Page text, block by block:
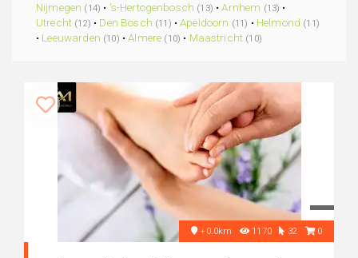
Nijmegen (14) • 's-Hertogenbosch (13) •Arnhem (13) •
Utrecht (12) • Den Bosch (11) •Apeldoorn (11) • Helmond (11)
• Leeuwarden (10) •Almere (10) • Maastricht (10)
+0.0km 1170 32 0